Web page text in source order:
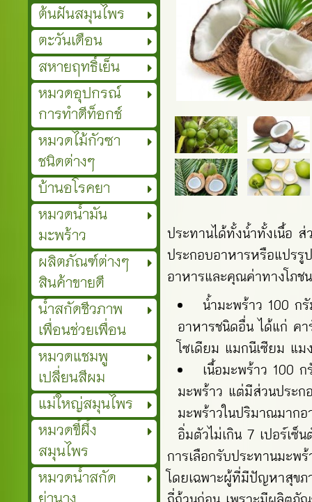
ต้นฝันสมุนไพร
ตะวันเดือน
สหายฤทธิ์เย็น
หมวดอุปกรณ์
การทำดีท็อกช์
หมวดไม้กัวซา
ชนิดต่างๆ
บ้านอโรคยา
หมวดน้ำมัน
มะพร้าว
ผลิตภัณฑ์ต่างๆ
สินค้าขายดี
น้ำสกัดชีวภาพ
เพื่อนช่วยเพื่อน
หมวดแชมพู
เปลี่ยนสีผม
แม่ใหญ่สมุนไพร
หมวดขี้ผึ้ง
สมุนไพร
หมวดน้ำสกัด
ประทานได้ทั้งน้ำทั้งเนื้อ
ประกอบอาหารหรือแปรรู
อาหารและคุณค่าทางโภ
น้ำมะพร้าว 100 ก
อาหารชนิดอื่น ได้แก่ ค
โซเดียม แมกนีเซียม แ
เนื้อมะพร้าว 100
มะพร้าว แต่มีส่วนประก
มะพร้าวในปริมาณมากอ
อิ่มตัวไม่เกิน 7 เปอร์เ
การเลือกรับประทานมะ
โดยเฉพาะผู้ที่มีปัญหาสุข